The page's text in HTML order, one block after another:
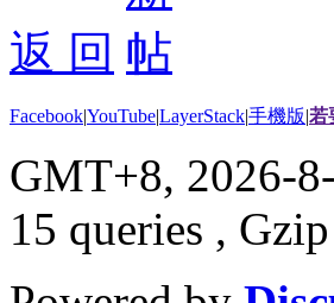
返 回
Facebook|YouTube|LayerStack|手機版|若
GMT+8, 2026-
15 queries ,